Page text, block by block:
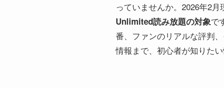
っていませんか。2026年2
Unlimited読み放題の対象で
番、ファンのリアルな評判
情報まで、初心者が知りた